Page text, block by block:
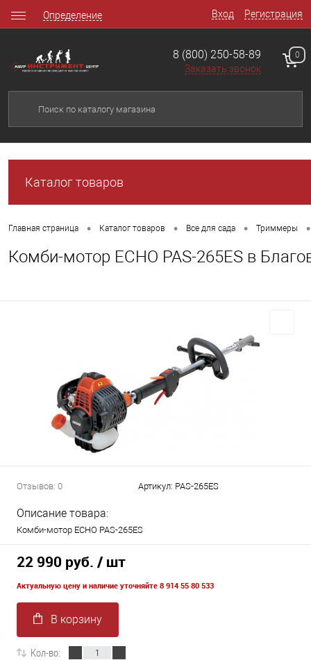
Вход Регистрация
Определение
8 (800) 250-58-89
Заказать звонок
0
Каталог товаров
Главная страница • Каталог товаров • Все для сада • Триммеры •
Комби-мотор ECHO PAS-265ES в
Отзывов: 0 Артикул: PAS-265ES
Описание товара:
Комби-мотор ECHO PAS-265ES
22 990 руб. / шт
Актуальную цену и наличие уточняйте 8 914 55 80 533
В корзину
Кол-во: